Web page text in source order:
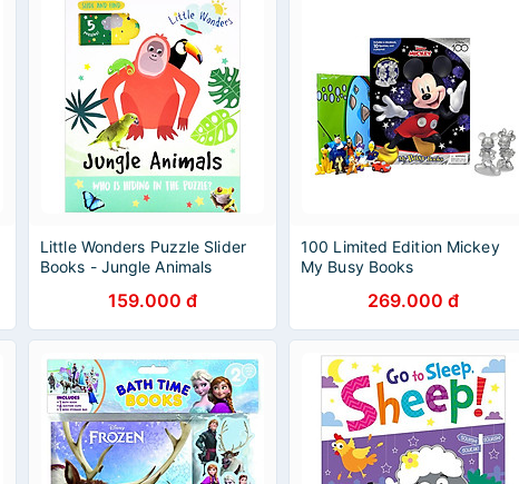
Little Wonders Puzzle Slider
Books - Jungle Animals
159.000 đ
100 Limited Edition Mickey
My Busy Books
269.000 đ